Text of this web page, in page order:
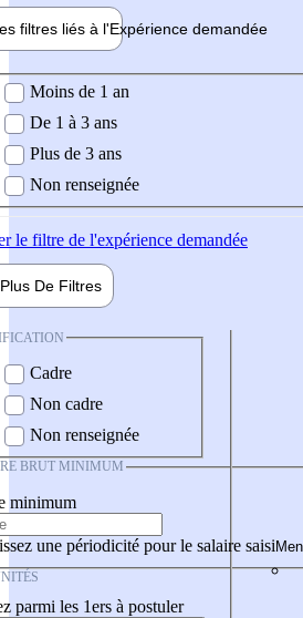
filtres liés à l'Expérience demandée
demandée
Moins de 1 an
De 1 à 3 ans
Plus de 3 ans
Non renseignée
le filtre de l'expérience demandée
Plus De Filtres
Cadre
Non cadre
Non renseignée
BRUT MINIMUM
minimum
une périodicité pour le salaire saisi
parmi les 1ers à postuler